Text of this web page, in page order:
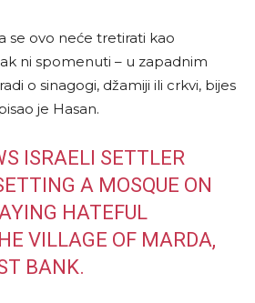
se ovo neće tretirati kao
ni spomenuti – u zapadnim
o sinagogi, džamiji ili crkvi, bijes
je Hasan.
ISRAELI SETTLER
A MOSQUE ON
HATEFUL
VILLAGE OF MARDA,
BANK.